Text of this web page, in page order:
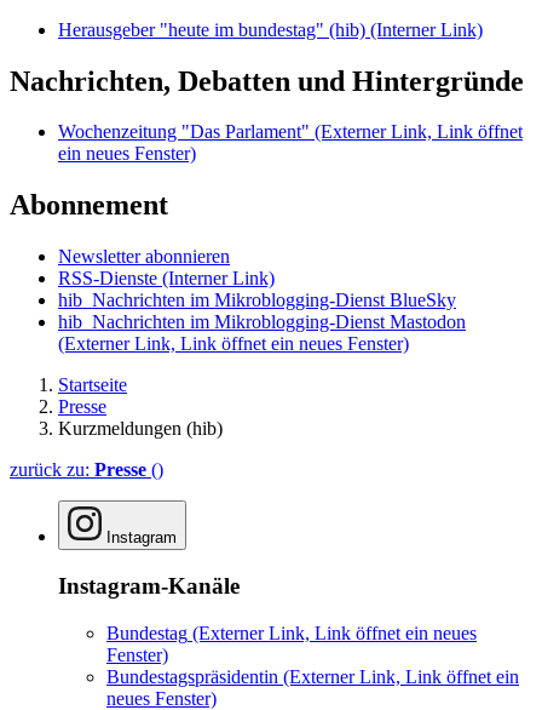
Herausgeber "heute im bundestag" (hib) (Interner Link)
Nachrichten, Debatten und Hintergründe
Wochenzeitung "Das Parlament" (Externer Link, Link öffnet
ein neues Fenster)
Abonnement
Newsletter abonnieren
RSS-Dienste (Interner Link)
hib_Nachrichten im Mikroblogging-Dienst BlueSky
hib_Nachrichten im Mikroblogging-Dienst Mastodon
(Externer Link, Link öffnet ein neues Fenster)
Startseite
Presse
Kurzmeldungen (hib)
zurück zu: Presse ()
Instagram
Instagram-Kanäle
Bundestag (Externer Link, Link öffnet ein neues
Fenster)
Bundestagspräsidentin (Externer Link, Link öffnet ein
neues Fenster)